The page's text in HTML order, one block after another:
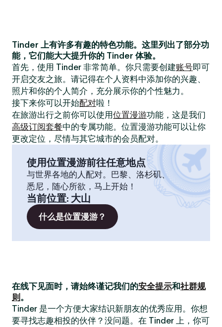
Tinder 上有许多有趣的特色功能。这里列出了部分功
能，它们能大大提升你的 Tinder 体验。
首先，使用 Tinder 非常简单。你只需要创建账号即可
开启交友之旅。请记得在个人资料中添加你的兴趣、
照片和你的个人简介，充分展示你的个性魅力。
接下来你可以开始配对啦！
在旅游出行之前你可以使用位置漫游功能，这是我们
高级订阅套餐中的专属功能。位置漫游功能可以让你
更改定位，尽情与其它城市的会员配对。
使用位置漫游前往任意地点
与世界各地的人配对。巴黎、洛杉矶、
悉尼，随心所欲，马上开始！
当前位置: 大山
什么是位置漫游？
在线下见面时，请始终谨记我们的安全提示和社群规
则 。
Tinder 是一个方便大家结识新朋友的优秀应用。你想
要寻找志趣相投的伙伴？没问题。在 Tinder 上，你可